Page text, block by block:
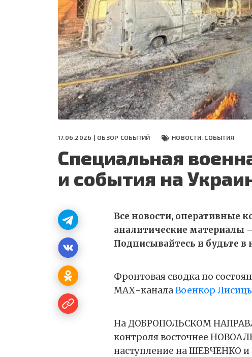
СЕГОДНЯ
ПОЛЯ БИТВЫ 2024
17.06.2026 | ОБЗОР СОБЫТИЙ НОВОСТИ. СОБЫТИЯ
Специальная
и события на
Все новости, оперативные
аналитические материалы –
Подписывайтесь и будьте в
Фронтовая сводка по
МАХ-каналаВоенкор
На ДОБРОПОЛЬСКОМ
контроля восточнее
наступление на ШЕВЧЕНКО